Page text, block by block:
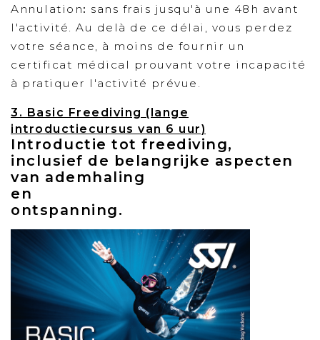
Annulation: sans frais jusqu'à une 48h avant
l'activité. Au delà de ce délai, vous perdez
votre séance, à moins de fournir un
certificat médical prouvant votre incapacité
à pratiquer l'activité prévue.
3. Basic Freediving (lange
introductiecursus van 6 uur)
Introductie tot freediving,
inclusief de belangrijke aspecten
van ademhaling
en
ontspanning.